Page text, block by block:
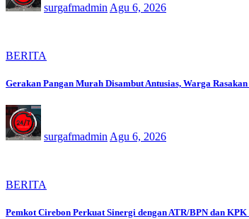
surgafmadmin Agu 6, 2026
BERITA
Gerakan Pangan Murah Disambut Antusias, Warga
surgafmadmin Agu 6, 2026
BERITA
Pemkot Cirebon Perkuat Sinergi dengan ATR/BPN dan